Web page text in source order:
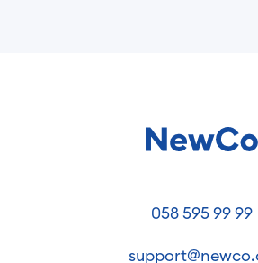
058 595 99 99